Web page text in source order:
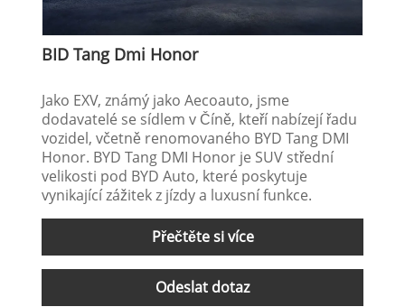
BID Tang Dmi Honor
Jako EXV, známý jako Aecoauto, jsme
dodavatelé se sídlem v Číně, kteří nabízejí řadu
vozidel, včetně renomovaného BYD Tang DMI
Honor. BYD Tang DMI Honor je SUV střední
velikosti pod BYD Auto, které poskytuje
vynikající zážitek z jízdy a luxusní funkce.
Přečtěte si více
Odeslat dotaz